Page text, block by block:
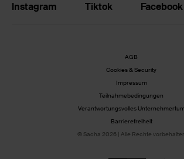
Instagram Tiktok Facebook
AGB
Cookies & Security
Impressum
Teilnahmebedingungen
Verantwortungsvolles Unternehmertum
Barrierefreiheit
© Sacha 2026 | Alle Rechte